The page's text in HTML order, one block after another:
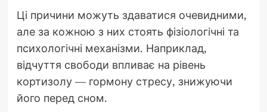
Ці причини можуть здаватися очевидними,
але за кожною з них стоять фізіологічні та
психологічні механізми. Наприклад,
відчуття свободи впливає на рівень
кортизолу — гормону стресу, знижуючи
його перед сном.